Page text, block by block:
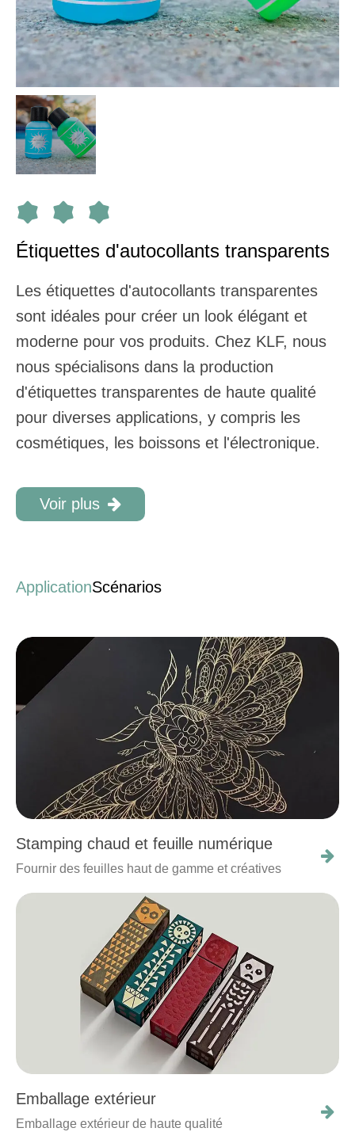
Étiquettes d'autocollants transparents
Les étiquettes d'autocollants transparentes
sont idéales pour créer un look élégant et
moderne pour vos produits. Chez KLF, nous
nous spécialisons dans la production
d'étiquettes transparentes de haute qualité
pour diverses applications, y compris les
cosmétiques, les boissons et l'électronique.
Voir plus
ApplicationScénarios
Stamping chaud et feuille numérique
Fournir des feuilles haut de gamme et créatives
Emballage extérieur
Emballage extérieur de haute qualité